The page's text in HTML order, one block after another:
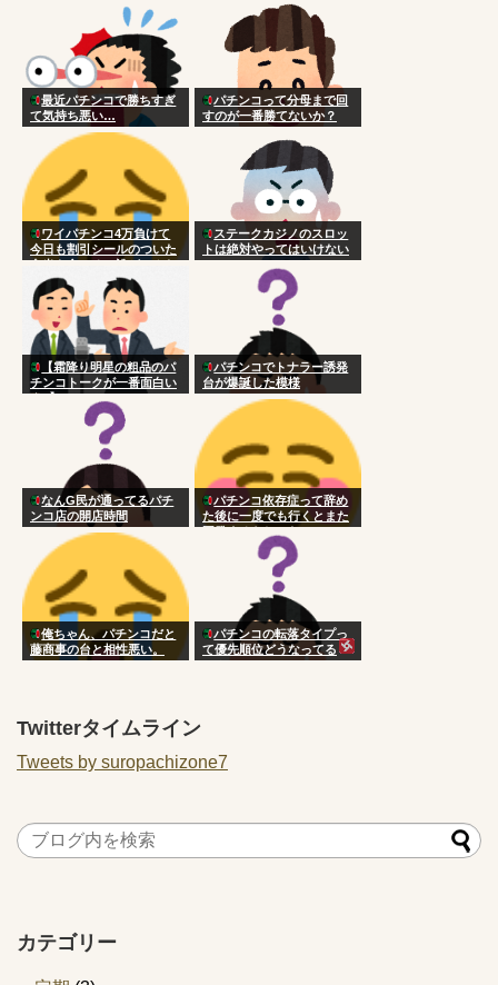
最近パチンコで勝ちすぎ
て気持ち悪い…
パチンコって分母まで回
すのが一番勝てないか？
ワイパチンコ4万負けて
今日も割引シールのついた
弁当を食べる 誰がこんな
国にした
ステークカジノのスロッ
トは絶対やってはいけない
【霜降り明星の粗品のパ
チンコトークが一番面白い
★1】
パチンコでトナラー誘発
台が爆誕した模様
なんG民が通ってるパチ
ンコ店の開店時間
パチンコ依存症って辞め
た後に一度でも行くとまた
再発するらしいな
俺ちゃん、パチンコだと
藤商事の台と相性悪い。
パチンコの転落タイプっ
て優先順位どうなってる
の？
Twitterタイムライン
Tweets by suropachizone7
カテゴリー